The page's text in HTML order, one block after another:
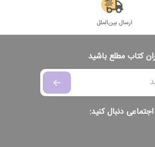
ارسال بین‌الملل
کتاب مطلع باشید
دنبال کنید: